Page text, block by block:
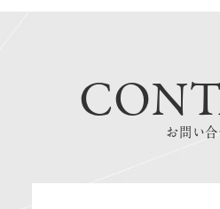
お問い合